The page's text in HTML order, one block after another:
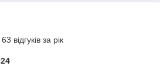
відгуків за рік